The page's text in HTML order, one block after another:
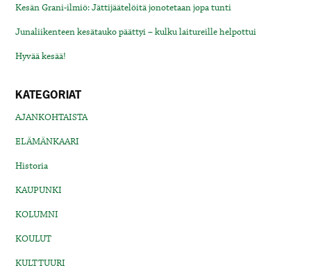
Kesän Grani-ilmiö: Jättijäätelöitä jonotetaan jopa tunti
Junaliikenteen kesätauko päättyi – kulku laitureille helpottui
Hyvää kesää!
KATEGORIAT
AJANKOHTAISTA
ELÄMÄNKAARI
Historia
KAUPUNKI
KOLUMNI
KOULUT
KULTTUURI